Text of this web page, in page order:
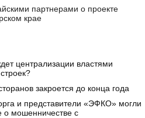
партнерами о проекте
крае
централизации властями
закроется до конца года
и представители «ЭФКО» могли
мошенничестве с